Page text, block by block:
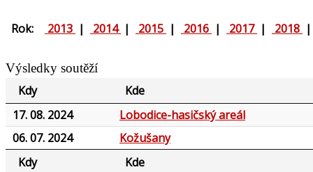
Rok: 2013 | 2014 | 2015 | 2016 | 2017 | 2018
Výsledky soutěží
Kdy
Kde
17. 08. 2024
Lobodice-hasičský areál
06. 07. 2024
Kožušany
Kdy
Kde